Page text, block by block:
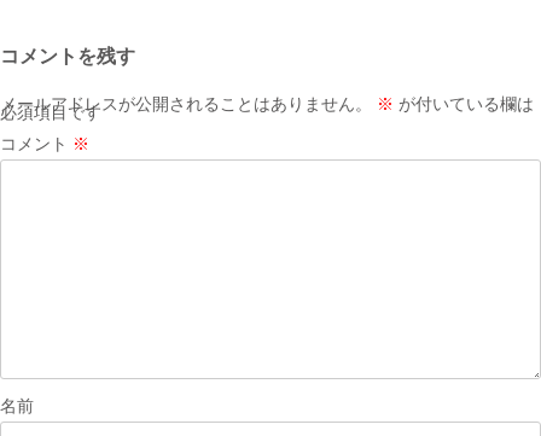
ゲ
ー
シ
コメントを残す
メールアドレスが公開されることはありません。 ※ が付いている欄は
必須項目です
コメント ※
名前